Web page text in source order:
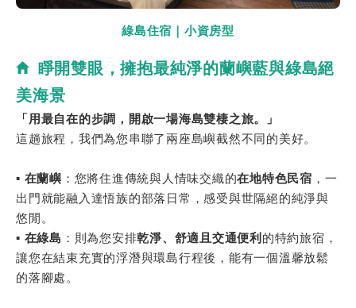
綠島住宿｜小資房型
睜開雙眼，擁抱最純淨的蘭嶼藍與綠島絕
美海景
「用最自在的步調，開啟一場海島雙棲之旅。」
這趟旅程，我們為您串聯了兩座島嶼截然不同的美好。
▪︎ 在蘭嶼 ：您將住進傳統與人情味交織的在地特色民宿 ，一
出門就能融入達悟族的部落日常，感受與世隔絕的純淨與
悠閒。
▪︎ 在綠島 ：則為您安排乾淨、舒適且交通便利的特約旅宿，
讓您在結束充實的浮潛與環島行程後，能有一個溫馨放鬆
的落腳處。